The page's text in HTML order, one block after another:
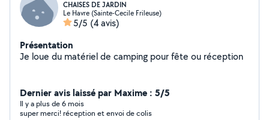
CHAISES DE JARDIN
Le Havre (Sainte-Cecile Frileuse)
5/5 (4 avis)
Présentation
Je loue du matériel de camping pour fête ou réception
Dernier avis laissé par Maxime : 5/5
Il y a plus de 6 mois
super merci! réception et envoi de colis